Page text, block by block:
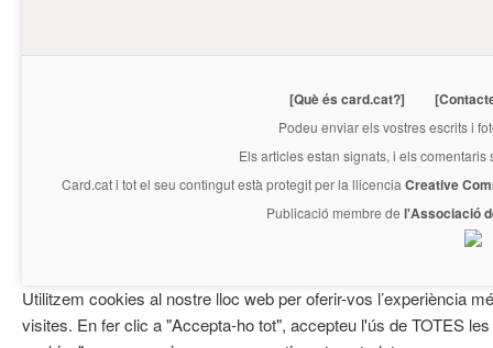
[Què és card.cat?]
Podeu enviar els vostres escrits i
Els articles estan signats, i els
Card.cati tot el seu contingut està protegit per la llicencia Creative
Publicació membre de l'Associació
Utilitzem cookies al nostre lloc web per oferir-vos l’experiència
visites. En fer clic a "Accepta-ho tot", accepteu l'ús de TOTES